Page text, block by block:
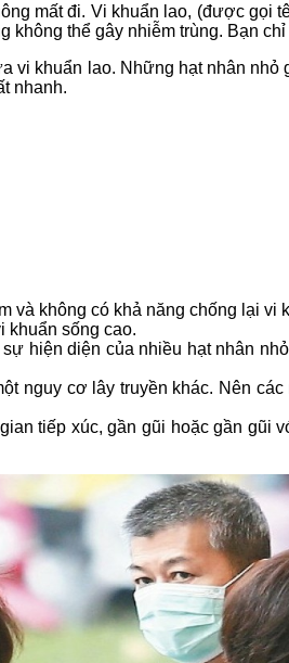
mất đi. Vi khuẩn lao, (được gọi
thể gây nhiễm trùng. Bạn
vi khuẩn lao. Những hạt nhân
nhanh.
và không có khả năng chống lại vi
khuẩn sống cao.
hiện diện của nhiều hạt nhân
nguy cơ lây truyền khác. Nên các
tiếp xúc, gần gũi hoặc gần gũi